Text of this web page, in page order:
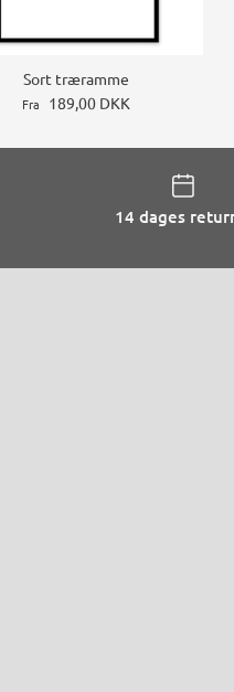
Sort træramme
Fra 189,00 DKK
14 dages